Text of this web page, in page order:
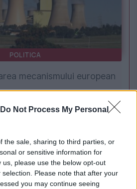
Do Not Process My Personal
the sale, sharing to third parties, or
or sensitive information for
please use the below opt-out
Please note that after your
you may continue seeing
POLITICA
mecanismului european
energie și susține
pe cărbune. Critici la